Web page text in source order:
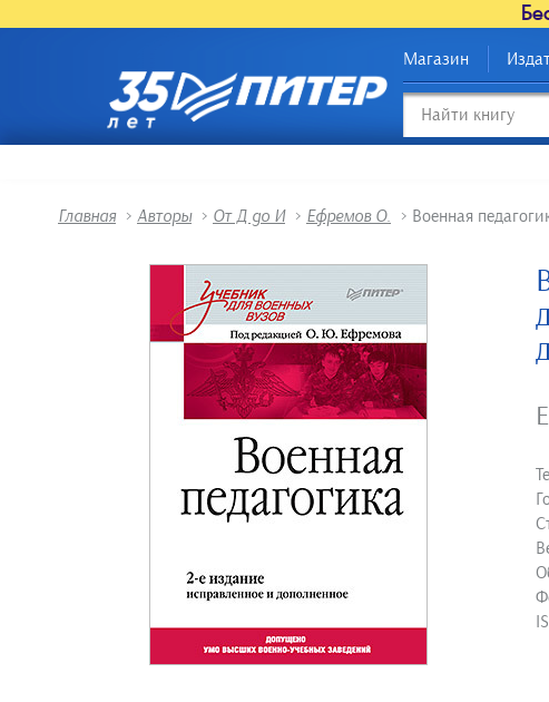
Магазин
Главная > Авторы > От Д до И > Ефремов О. > Военная